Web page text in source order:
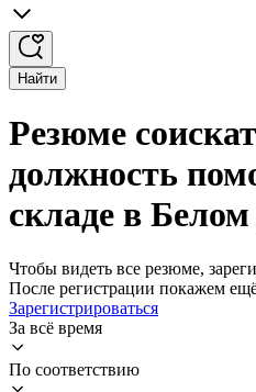
Найти
Резюме
должность
складе в
Чтобы видеть все резюме,
После регистрации покажем
Зарегистрироваться
За всё время
По соответствию